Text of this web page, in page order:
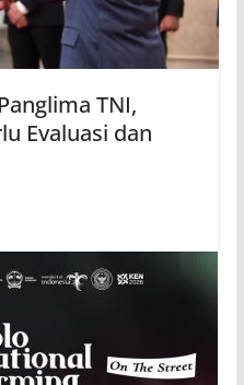
TNI,
Evaluasi dan